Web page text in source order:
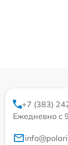
+7 (383)
Ежедневно с